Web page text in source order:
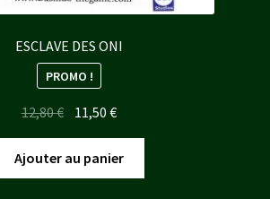
ESCLAVE DES ONI
PROMO !
12,80€ Le
prix
initial
était :
11,50€Le
prix
actuel
est :
Ajouter au panier